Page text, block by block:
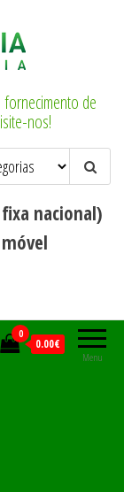
de
nos!
nacional)
Menu
0
0.00€